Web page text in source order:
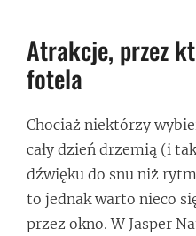
Atrakcje, przez
fotela
Chociaż niektórzy
cały dzień drzemią (i
dźwięku do snu niż
to jednak warto nieco
przez okno. W Jasper